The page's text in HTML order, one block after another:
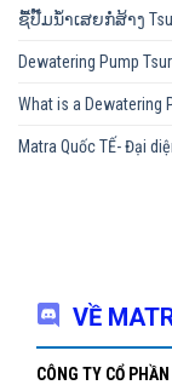
ຊື້ປັ໊ມນ້ຳເສຍກໍ່ສ້າງ
Dewatering Pump
What is a Dewatering
Matra Quốc TẾ- Đại
VỀ
CÔNG TY CỔ